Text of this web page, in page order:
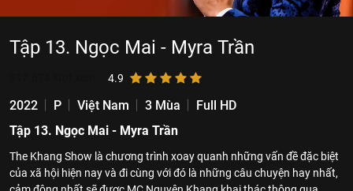
Tập 13. Ngọc Mai - Myra Trần
4.9
2022 P Việt Nam 3 Mùa
Full HD
Tập 13. Ngọc Mai - Myra Trần
The Khang Show là chương trình xoay quanh những vấn đề đặc biệt
của xã hội hiện nay và đi cùng với đó là những câu chuyện hay nhất,